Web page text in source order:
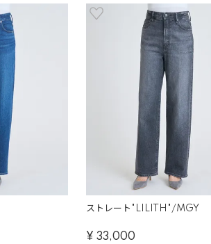
ストレート"LILITH"/MGY
¥ 33,000